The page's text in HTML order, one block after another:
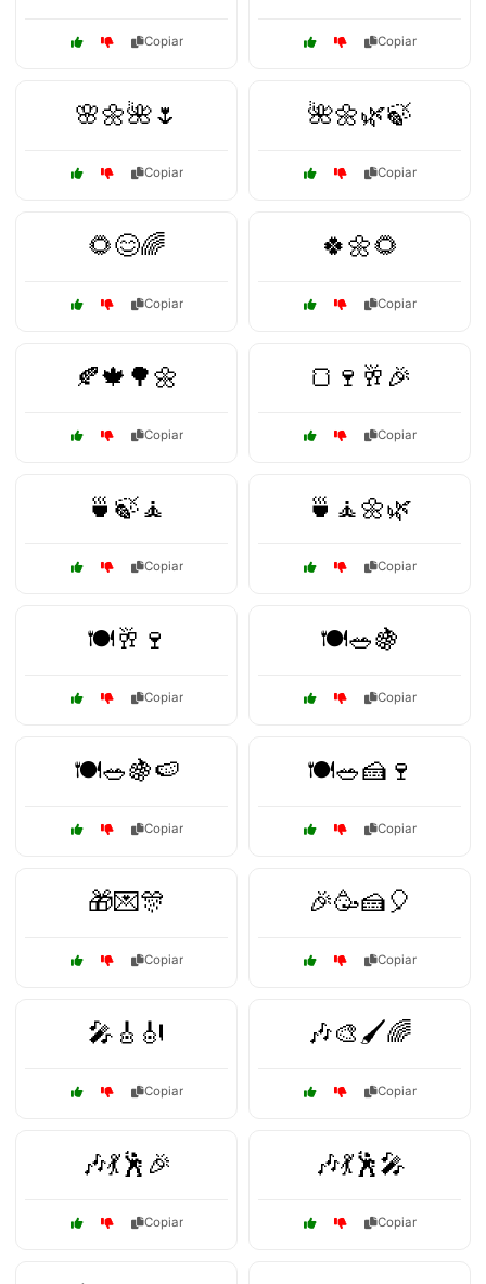
Copiar Copiar
🌸🌼🌺🌷
Copiar
🌺🌼🌿🍃
Copiar
🌻😊🌈
Copiar
🍀🌼🌻
Copiar
🍂🍁🌳🌼
Copiar
🍞🍷🥂🎉
Copiar
🍵🍃🧘
Copiar
🍵🧘🌼🌿
Copiar
🍽️🥂🍷
Copiar
🍽️🥗🍇
Copiar
🍽️🥗🍇🍉
Copiar
🍽️🥗🍰🍷
Copiar
🎁💌🎊
Copiar
🎉🥳🍰🎈
Copiar
🎤🎸🎻
Copiar
🎶🎨🖌️🌈
Copiar
🎶💃🕺🎉
Copiar
🎶💃🕺🎤
Copiar